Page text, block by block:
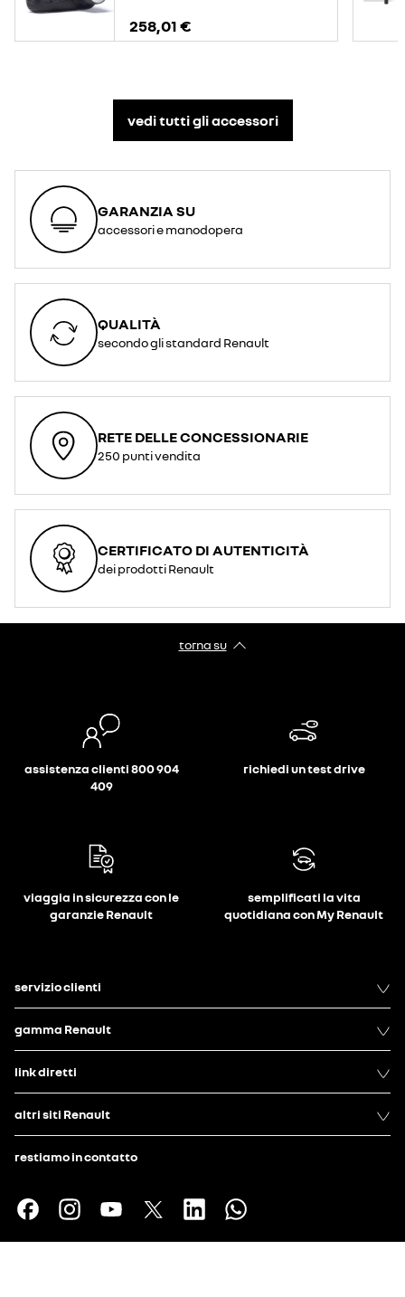
258,01 €
vedi tutti gli accessori​
GARANZIA SU
accessori e manodopera
QUALITÀ
secondo gli standard Renault
RETE DELLE CONCESSIONARIE
250 punti vendita
CERTIFICATO DI AUTENTICITÀ
dei prodotti Renault
torna su
assistenza clienti 800 904
409
richiedi un test drive
viaggia in sicurezza con le
garanzie Renault
semplificati la vita
quotidiana con My Renault
servizio clienti
gamma Renault
link diretti
altri siti Renault
restiamo in contatto